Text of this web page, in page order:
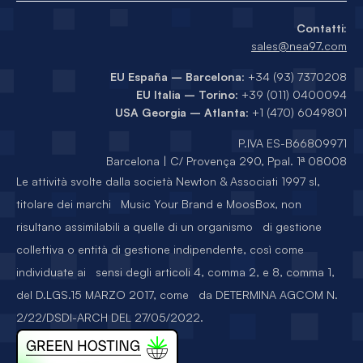
Le attività svolte dalla società Newton & Associati 1997 sl,
titolare dei marchi Music Your Brand e MoosBox, non
risultano assimilabili a quelle di un organismo di gestione
collettiva o entità di gestione indipendente, così come
individuate ai sensi degli articoli 4, comma 2, e 8, comma 1,
del D.LGS.15 MARZO 2017, come da DETERMINA AGCOM N.
2/22/DSDI-ARCH DEL 27/05/2022.
Contatti:
sales@nea97.com
EU España – Barcelona: +34 (93) 7370208
EU Italia – Torino: +39 (011) 0400094
USA Georgia – Atlanta: +1 (470) 6049801
P.IVA ES-B66809971
Barcelona | C/ Provença 290, Ppal. 1ª 08008